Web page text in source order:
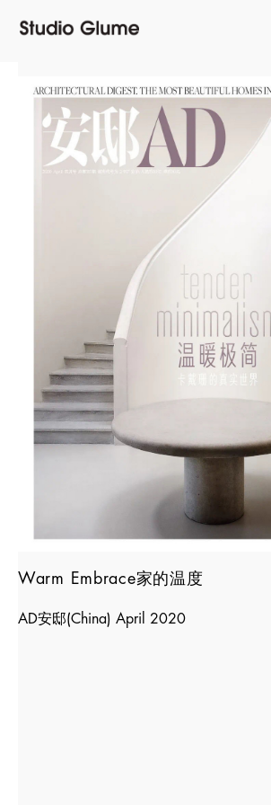
Warm Embrace家的温度
AD安邸(China) April 2020